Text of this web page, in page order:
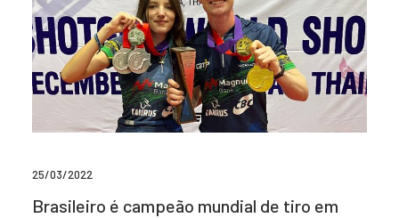
25/03/2022
Brasileiro é campeão mundial de tiro em